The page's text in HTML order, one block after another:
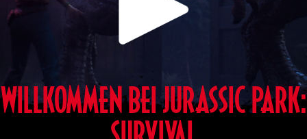
WILLKOMMEN BEI JURASSIC PARK: